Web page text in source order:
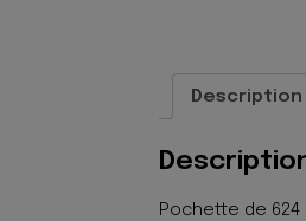
Description
Pochette de